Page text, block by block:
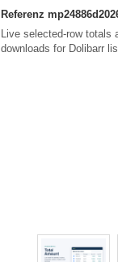
Referenz
Live selected-row totals
downloads for Dolibarr